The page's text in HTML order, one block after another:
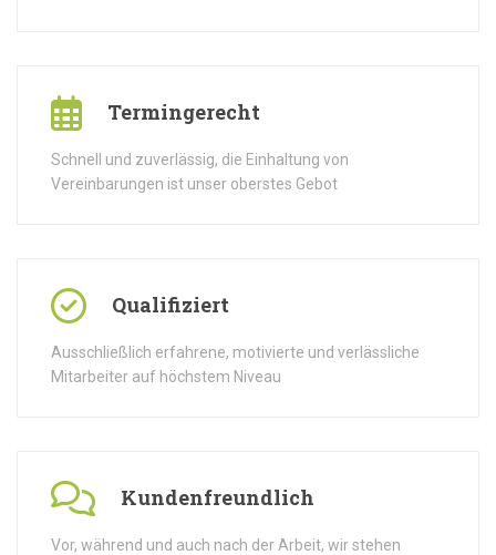
Termingerecht
Schnell und zuverlässig, die Einhaltung von
Vereinbarungen ist unser oberstes Gebot
Qualifiziert
Ausschließlich erfahrene, motivierte und verlässliche
Mitarbeiter auf höchstem Niveau
Kundenfreundlich
Vor, während und auch nach der Arbeit, wir stehen